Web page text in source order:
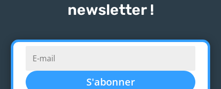
newsletter !
S'abonner